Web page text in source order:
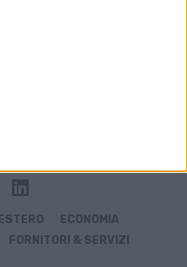
ESTERO
ECONOMIA
FORNITORI & SERVIZI